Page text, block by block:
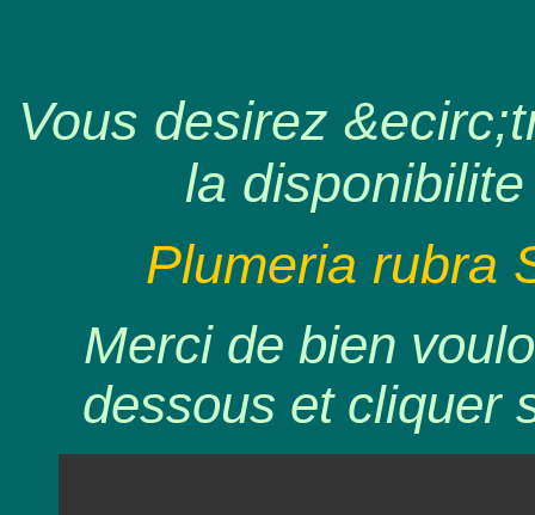
Vous desirez
la
Plumeria rubra
Merci de bien
dessous et cliquer